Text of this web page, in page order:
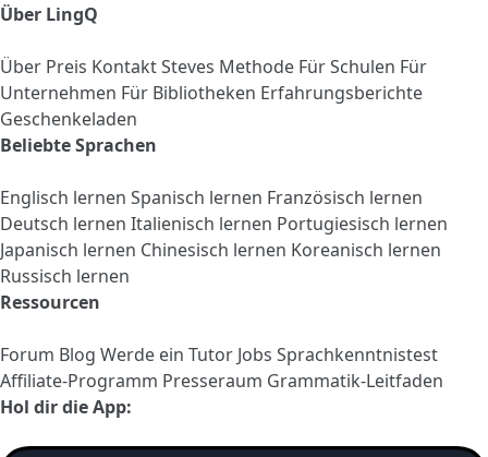
Über LingQ
Über Preis KontaktSteves Methode Für Schulen Für
Unternehmen Für Bibliotheken Erfahrungsberichte
Geschenkeladen
Beliebte Sprachen
Englisch lernen Spanisch lernen Französisch lernen
Deutsch lernen Italienisch lernen Portugiesisch lernen
Japanisch lernen Chinesisch lernen Koreanisch lernen
Russisch lernen
Ressourcen
Forum Blog Werde ein Tutor Jobs Sprachkenntnistest
Affiliate-Programm Presseraum Grammatik-Leitfaden
Hol dir die App: